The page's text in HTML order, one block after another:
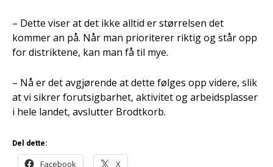
– Dette viser at det ikke alltid er størrelsen det
kommer an på. Når man prioriterer riktig og står opp
for distriktene, kan man få til mye.
– Nå er det avgjørende at dette følges opp videre, slik
at vi sikrer forutsigbarhet, aktivitet og arbeidsplasser
i hele landet, avslutter Brodtkorb.
Del dette:
Facebook X